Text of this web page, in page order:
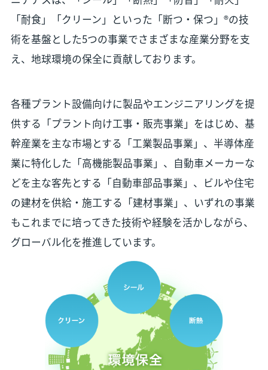
「耐食」「クリーン」といった「断つ・保つ」®の技
術を基盤とした5つの事業でさまざまな産業分野を支
え、地球環境の保全に貢献しております。
各種プラント設備向けに製品やエンジニアリングを提
供する「プラント向け工事・販売事業」をはじめ、基
幹産業を主な市場とする「工業製品事業」、半導体産
業に特化した「高機能製品事業」、自動車メーカーな
どを主な客先とする「自動車部品事業」、ビルや住宅
の建材を供給・施工する「建材事業」、いずれの事業
もこれまでに培ってきた技術や経験を活かしながら、
グローバル化を推進しています。